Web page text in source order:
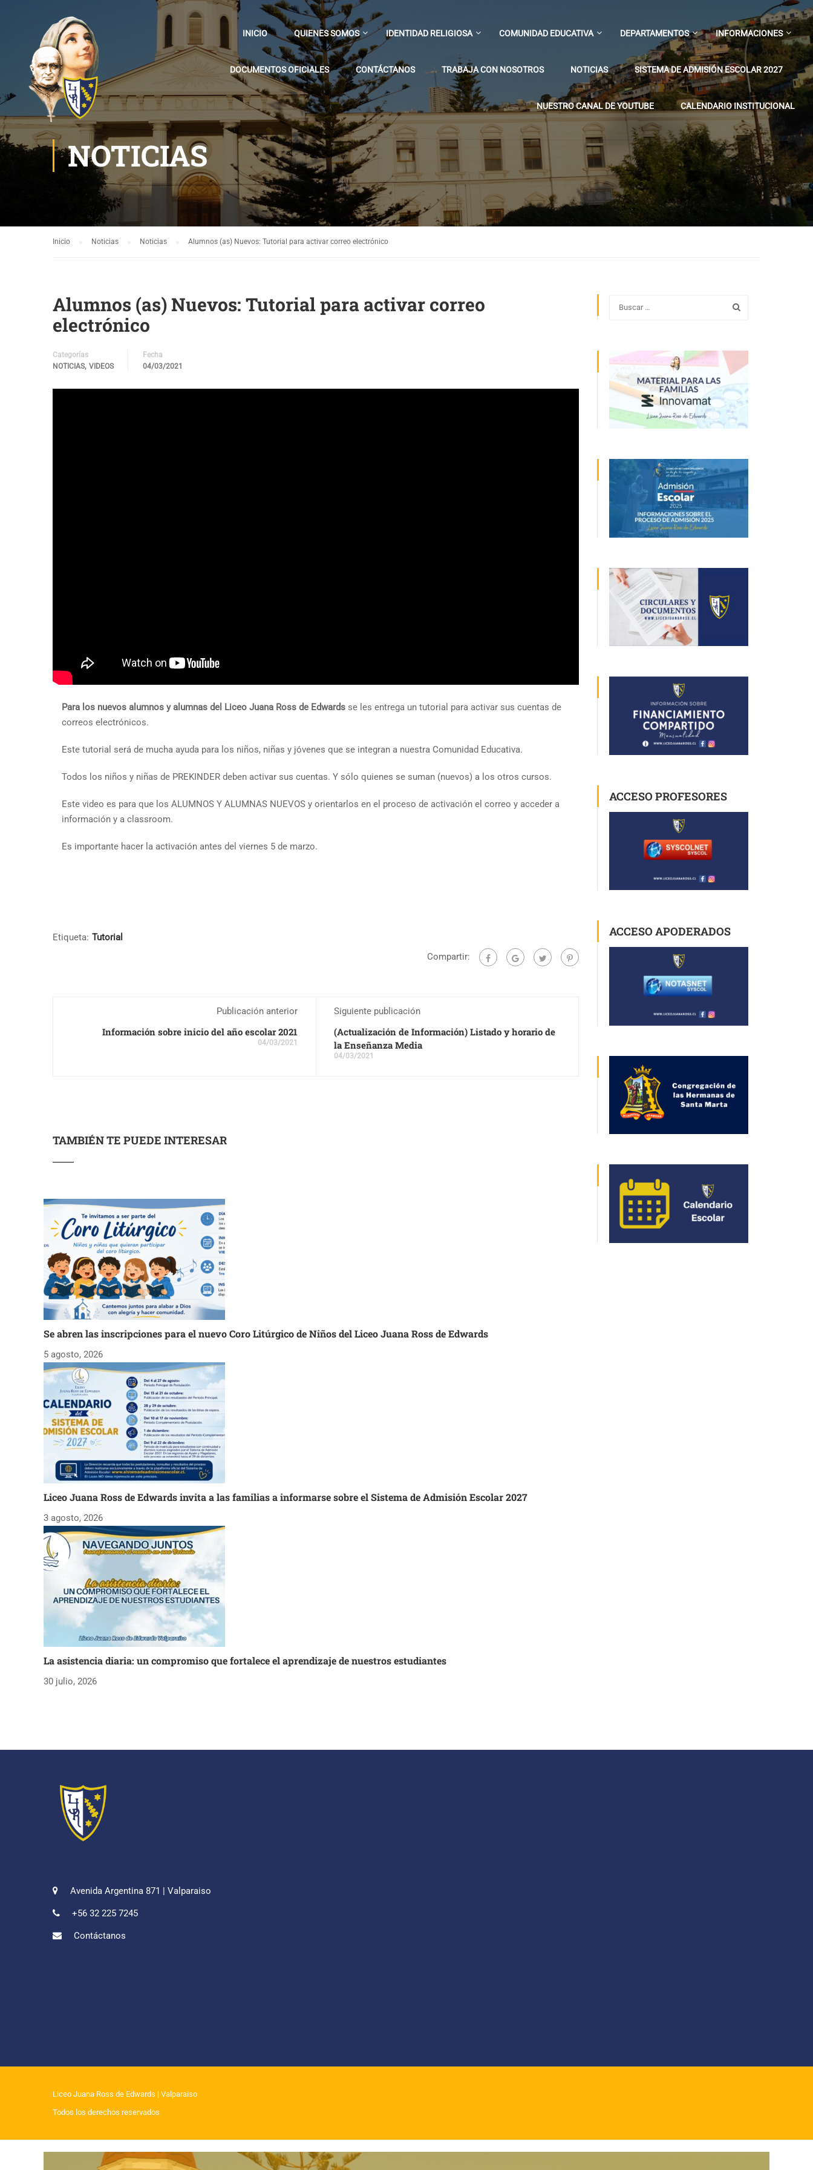
INICIO QUIENES SOMOS IDENTIDAD RELIGIOSA COMUNIDAD EDUCATIVA DEPARTAMENTOS INFORMACIONES
DOCUMENTOS OFICIALES CONTÁCTANOS TRABAJA CON NOSOTROS NOTICIAS SISTEMA DE ADMISIÓN ESCOLAR 2027
NUESTRO CANAL DE YOUTUBE CALENDARIO INSTITUCIONAL
NOTICIAS
Inicio Noticias Noticias Alumnos (as) Nuevos: Tutorial para activar correo electrónico
Alumnos (as) Nuevos: Tutorial para activar correo
electrónico
Categorías
NOTICIAS, VIDEOS
Fecha
04/03/2021
Para los nuevos alumnos y alumnas del Liceo Juana Ross de Edwards se les entrega un tutorial para activar sus cuentas de
correos electrónicos.
Este tutorial será de mucha ayuda para los niños, niñas y jóvenes que se integran a nuestra Comunidad Educativa.
Todos los niños y niñas de PREKINDER deben activar sus cuentas. Y sólo quienes se suman (nuevos) a los otros cursos.
Este video es para que los ALUMNOS Y ALUMNAS NUEVOS y orientarlos en el proceso de activación el correo y acceder a
información y a classroom.
Es importante hacer la activación antes del viernes 5 de marzo.
Etiqueta: Tutorial
Compartir:
Publicación anterior
Información sobre inicio del año escolar 2021
04/03/2021
Siguiente publicación
(Actualización de Información) Listado y horario de
la Enseñanza Media
04/03/2021
TAMBIÉN TE PUEDE INTERESAR
Se abren las inscripciones para el nuevo Coro Litúrgico de Niños del Liceo Juana Ross de Edwards
5 agosto, 2026
Liceo Juana Ross de Edwards invita a las familias a informarse sobre el Sistema de Admisión Escolar 2027
3 agosto, 2026
La asistencia diaria: un compromiso que fortalece el aprendizaje de nuestros estudiantes
30 julio, 2026
ACCESO PROFESORES
ACCESO APODERADOS
Avenida Argentina 871 | Valparaiso
+56 32 225 7245
Contáctanos
Liceo Juana Ross de Edwards | Valparaiso
Todos los derechos reservados